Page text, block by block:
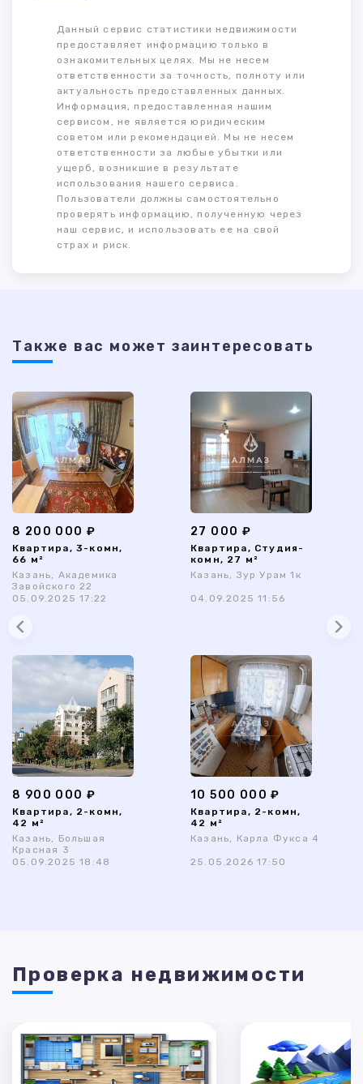
Данный сервис статистики недвижимости
предоставляет информацию только в
ознакомительных целях. Мы не несем
ответственности за точность, полноту или
актуальность предоставленных данных.
Информация, предоставленная нашим
сервисом, не является юридическим
советом или рекомендацией. Мы не несем
ответственности за любые убытки или
ущерб, возникшие в результате
использования нашего сервиса.
Пользователи должны самостоятельно
проверять информацию, полученную через
наш сервис, и использовать ее на свой
страх и риск.
Также ваc может заинтересовать
8 200 000 ₽
Квартира, 3-комн,
66 м²
Казань, Академика
Завойского 22
05.09.2025 17:22
27 000 ₽
Квартира, Студия-
комн, 27 м²
Казань, Зур Урам 1к
04.09.2025 11:56
8 900 000 ₽
Квартира, 2-комн,
42 м²
Казань, Большая
Красная 3
05.09.2025 18:48
10 500 000 ₽
Квартира, 2-комн,
42 м²
Казань, Карла Фукса 4
25.05.2026 17:50
Проверка недвижимости